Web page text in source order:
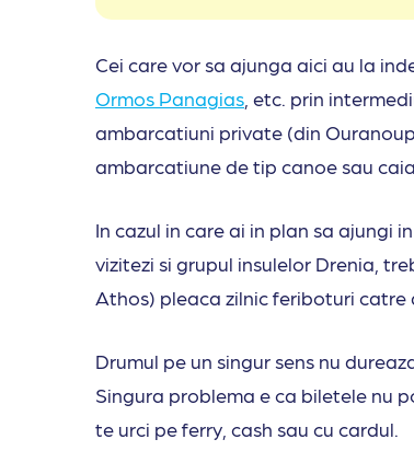
Cei care vor sa ajunga aici au la
Ormos Panagias , etc. prin
ambarcatiuni private (din
ambarcatiune de tip canoe sau
In cazul in care ai in plan sa ajungi
vizitezi si grupul insulelor Drenia,
Athos) pleaca zilnic feriboturi catre
Drumul pe un singur sens nu
Singura problema e ca biletele nu
te urci pe ferry, cash sau cu cardul.